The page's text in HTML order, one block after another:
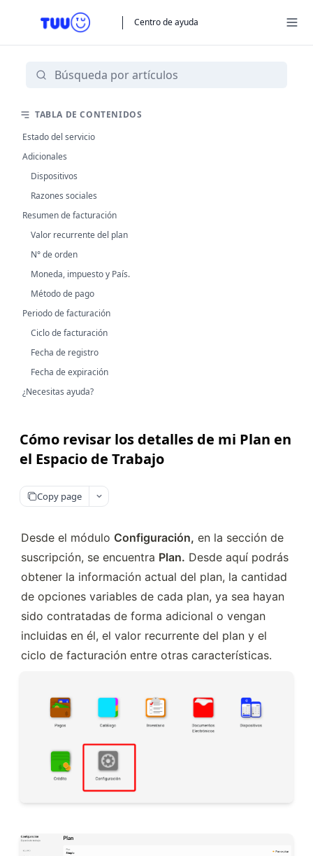
Centro de ayuda
Cómo revisar los detalles de mi Plan en
el Espacio de Trabajo
Copy page
Desde el módulo Configuración, en la sección de
suscripción, se encuentra Plan. Desde aquí podrás
obtener la información actual del plan, la cantidad
de opciones variables de cada plan, ya sea hayan
sido contratadas de forma adicional o vengan
incluidas en él, el valor recurrente del plan y el
ciclo de facturación entre otras características.
TABLA DE CONTENIDOS
Estado del servicio
Adicionales
Dispositivos
Razones sociales
Resumen de facturación
Valor recurrente del plan
N° de orden
Moneda, impuesto y País.
Método de pago
Periodo de facturación
Ciclo de facturación
Fecha de registro
Fecha de expiración
¿Necesitas ayuda?